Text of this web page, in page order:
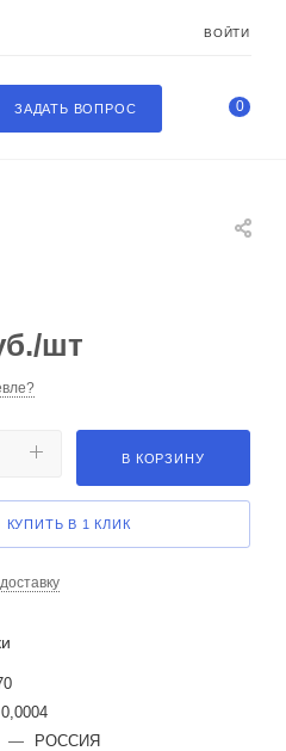
ВОЙТИ
ЗАДАТЬ ВОПРОС 0
/шт
В КОРЗИНУ
КУПИТЬ В 1 КЛИК
0,0004
— РОССИЯ